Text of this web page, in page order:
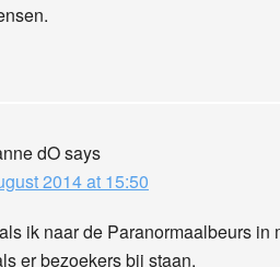
dOsays
2014 at 15:50
ik naar de Paranormaalbeurs in
er bezoekers bij staan.